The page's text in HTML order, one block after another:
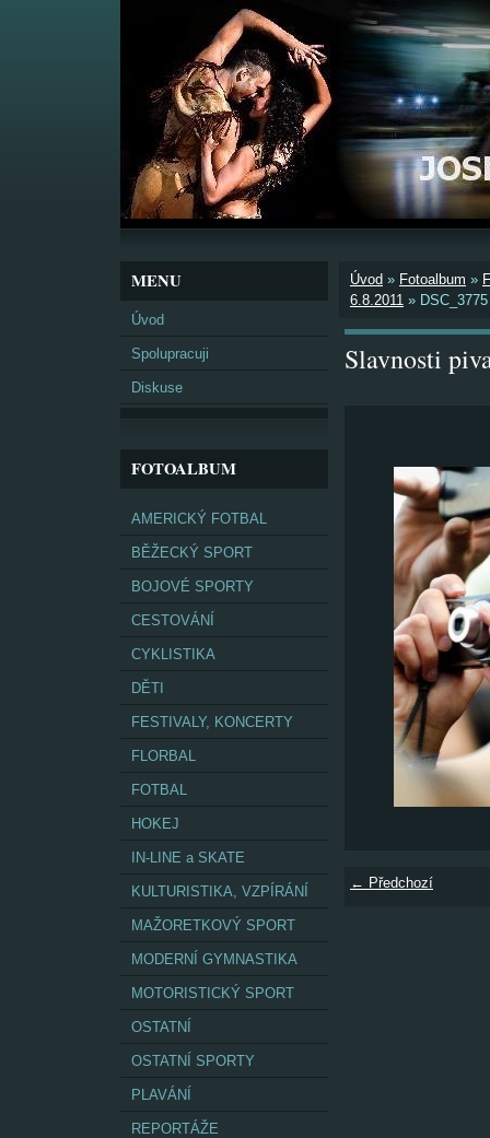
MENU
Úvod
Spolupracuji
Diskuse
FOTOALBUM
AMERICKÝ FOTBAL
BĚŽECKÝ SPORT
BOJOVÉ SPORTY
CESTOVÁNÍ
CYKLISTIKA
DĚTI
FESTIVALY, KONCERTY
FLORBAL
FOTBAL
HOKEJ
IN-LINE a SKATE
KULTURISTIKA, VZPÍRÁNÍ
MAŽORETKOVÝ SPORT
MODERNÍ GYMNASTIKA
MOTORISTICKÝ SPORT
OSTATNÍ
OSTATNÍ SPORTY
PLAVÁNÍ
REPORTÁŽE
Úvod » Fotoalbum »
6.8.2011 » DSC_3775
Slavnosti
← Předchozí